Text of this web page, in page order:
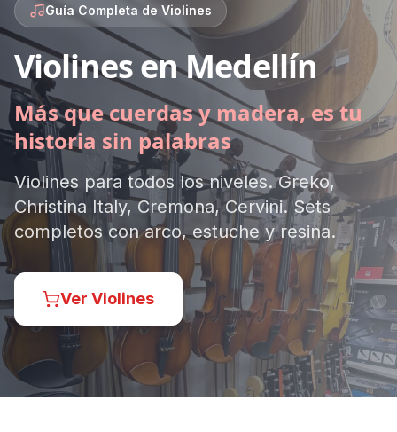
Guía Completa de Violines
Violines en Medellín
Más que cuerdas y madera, es tu
historia sin palabras
Violines para todos los niveles. Greko,
Christina Italy, Cremona, Cervini. Sets
completos con arco, estuche y resina.
Ver Violines